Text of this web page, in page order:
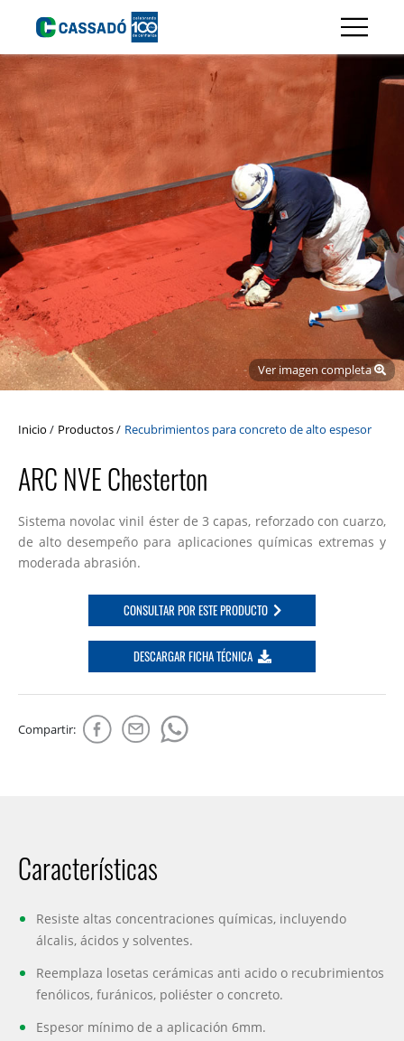
Ver imagen completa
Inicio / Productos/ Recubrimientos para concreto de alto espesor
ARC NVE Chesterton
Sistema novolac vinil éster de 3 capas, reforzado con cuarzo,
de alto desempeño para aplicaciones químicas extremas y
moderada abrasión.
CONSULTAR POR ESTE PRODUCTO
DESCARGAR FICHA TÉCNICA
Compartir:
Características
Resiste altas concentraciones químicas, incluyendo
álcalis, ácidos y solventes.
Reemplaza losetas cerámicas anti acido o recubrimientos
fenólicos, furánicos, poliéster o concreto.
Espesor mínimo de a aplicación 6mm.